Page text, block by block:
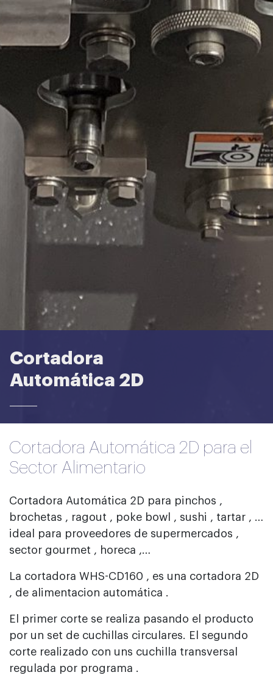
Cortadora
Automática 2D
Cortadora Automática 2D para el
Sector Alimentario
Cortadora Automática 2D para pinchos ,
brochetas , ragout , poke bowl , sushi , tartar , …
ideal para proveedores de supermercados ,
sector gourmet , horeca ,…
La cortadora WHS-CD160 , es una cortadora 2D
, de alimentacion automática .
El primer corte se realiza pasando el producto
por un set de cuchillas circulares. El segundo
corte realizado con uns cuchilla transversal
regulada por programa .